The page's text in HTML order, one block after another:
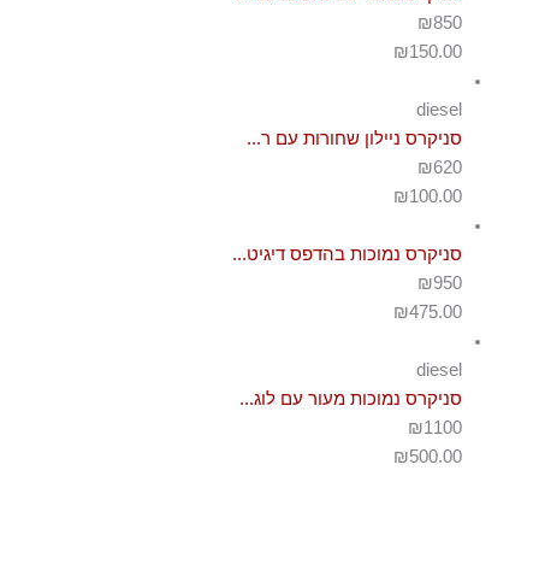
₪850
₪150.00
diesel
סניקרס ניילון שחורות עם ר...
₪620
₪100.00
סניקרס נמוכות בהדפס דיגיט...
₪950
₪475.00
diesel
סניקרס נמוכות מעור עם לוג...
₪1100
₪500.00